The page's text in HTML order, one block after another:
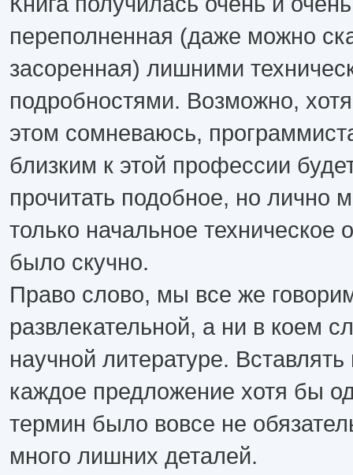
переполненная (даже можно
засоренная) лишними
подробностями. Возможно,
этом сомневаюсь,
близким к этой профессии
прочитать подобное, но лично
только начальное техническое
было скучно.
Право слово, мы все же
развлекательной, а ни в коем
научной литературе. Вставлять
каждое предложение хотя бы
термин было вовсе не
много лишних деталей.